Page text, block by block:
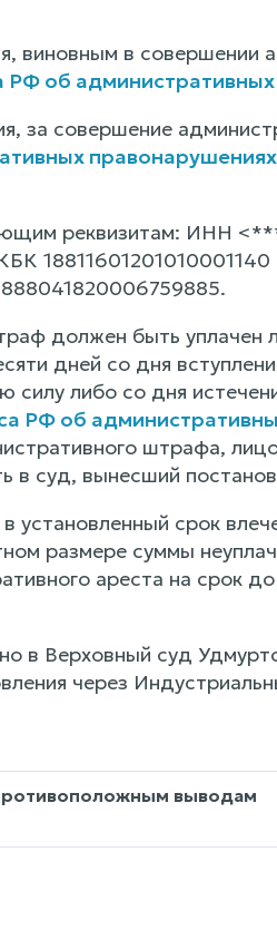
в совершении
РФ об
за совершение
правонарушениях
реквизитам: ИНН
18811601201010001140
должен быть уплачен
дней со дня
либо со дня
РФ об
штрафа,
в суд, вынесший
срок
размере суммы
ареста на срок
в Верховный суд
через
выводам